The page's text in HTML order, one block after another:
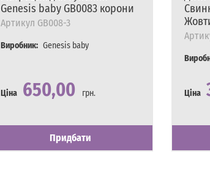
Genesis baby GB0083 корони
Артикул GB008-3
Виробник: Genesis baby
Ціна 650,00 грн.
Наявність
Є в наявності
Придбати
Ціна
Є в